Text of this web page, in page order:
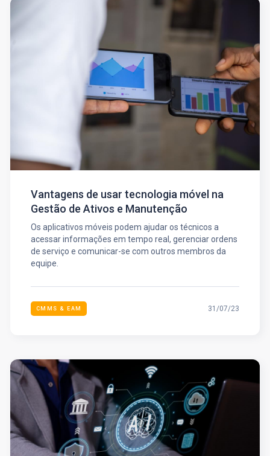
Vantagens de usar tecnologia móvel na
Gestão de Ativos e Manutenção
Os aplicativos móveis podem ajudar os técnicos a
acessar informações em tempo real, gerenciar ordens
de serviço e comunicar-se com outros membros da
equipe.
CMMS & EAM 31/07/23